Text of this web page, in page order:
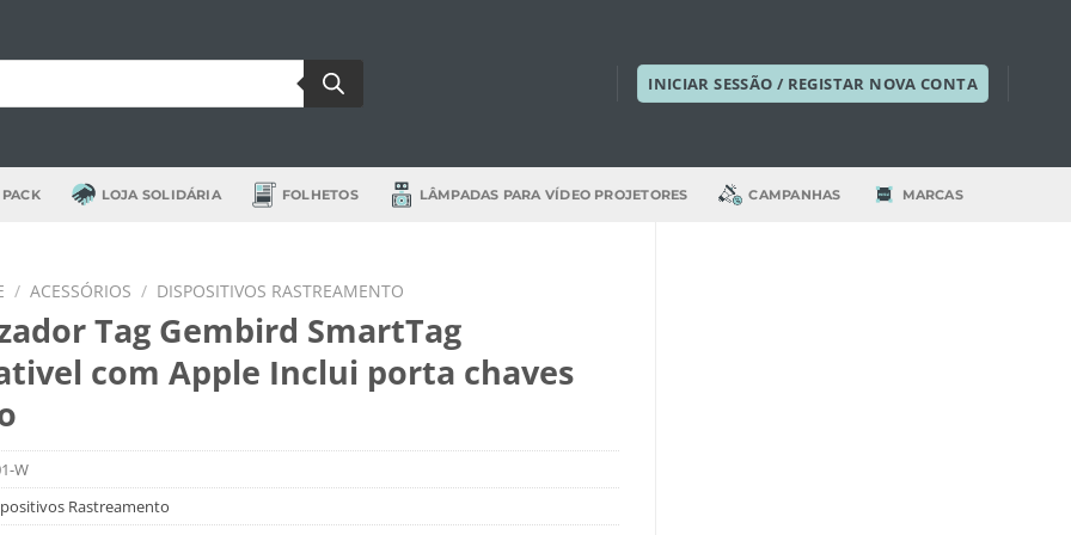
INICIAR SESSÃO / REGISTAR NOVA CONTA
LOJA SOLIDÁRIA FOLHETOS LÂMPADAS PARA VÍDEO PROJETORES CAMPANHAS MARCAS
/ ACESSÓRIOS / DISPOSITIVOS RASTREAMENTO
Tag Gembird SmartTag
com Apple Inclui porta chaves
W
Rastreamento